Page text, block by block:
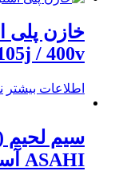
/ 400v )
اطلاعات بیشتر
ASAHI آساهی 250 گرمی 63%